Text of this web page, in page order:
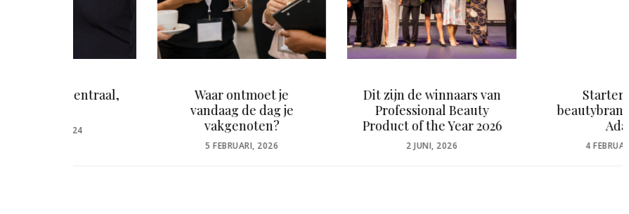
Waar ontmoet je
vandaag de dag je
Dit zijn de winnaars van
Professional Beauty
Product of the Year 2026
Starters in de
beautybranche: Juulke